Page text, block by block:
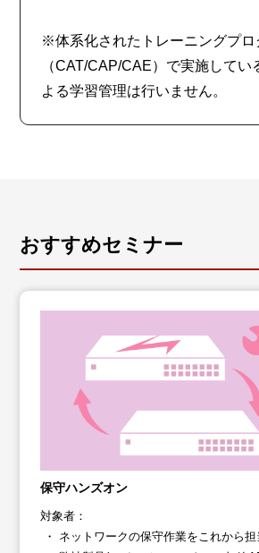
※体系化されたトレーニングプロ
（CAT/CAP/CAE）で実施してい
よる学習管理は行いません。
おすすめセミナー
保守ハンズオン
対象者：
ネットワークの保守作業をこれから